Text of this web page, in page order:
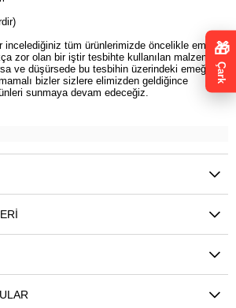
incelediğiniz tüm ürünlerimizde öncelikle emek
zor olan bir iştir tesbihte kullanılan malzeme
ve düşürsede bu tesbihin üzerindeki emeği göz
bizler sizlere elimizden geldiğince
sunmaya devam edeceğiz.
🎁
Çark